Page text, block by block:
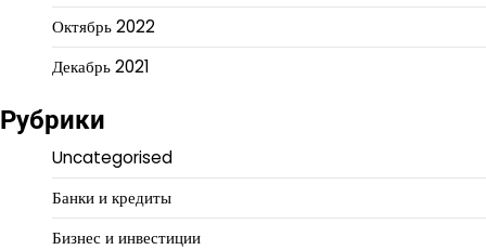
Октябрь 2022
Декабрь 2021
Рубрики
Uncategorised
Банки и кредиты
Бизнес и инвестиции